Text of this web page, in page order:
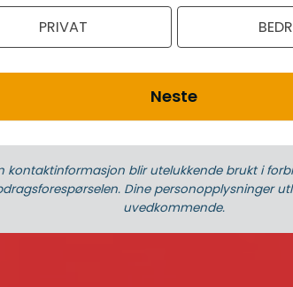
PRIVAT
Neste
kontaktinformasjon blir utelukkende brukt i
Dine person­­opplysninger
uvedkommende.